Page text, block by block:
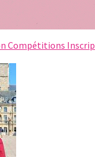
Compétitions